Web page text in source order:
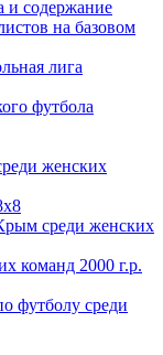
и содержание
на базовом
лига
футбола
женских
среди женских
команд 2000 г.р.
футболу среди